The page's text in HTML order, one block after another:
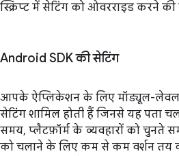
स्क्रिप्ट में सेटिंग को ओवरराइड करने की
Android SDK की सेटिंग
आपके ऐप्लिकेशन के लिए मॉड्यूल-लेवल
सेटिंग शामिल होती हैं जिनसे यह पता
समय, प्लैटफ़ॉर्म के व्यवहारों को
को चलाने के लिए कम से कम वर्शन तय